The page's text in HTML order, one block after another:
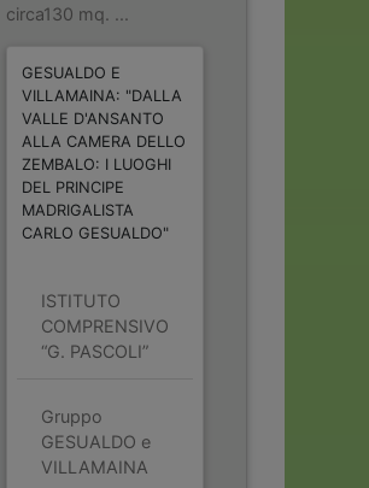
circa130 mq. ...
GESUALDO E
VILLAMAINA: "DALLA
VALLE D'ANSANTO
ALLA CAMERA DELLO
ZEMBALO: I LUOGHI
DEL PRINCIPE
MADRIGALISTA
CARLO GESUALDO"
ISTITUTO
COMPRENSIVO
“G. PASCOLI”
Gruppo
GESUALDO e
VILLAMAINA